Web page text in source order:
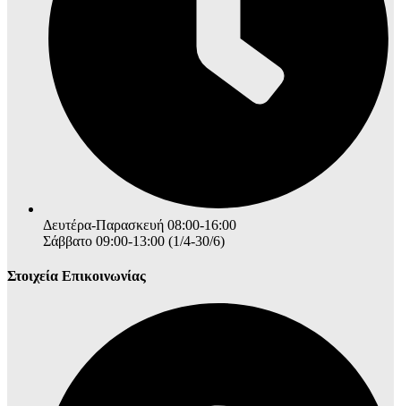
Δευτέρα-Παρασκευή 08:00-16:00
Σάββατο 09:00-13:00 (1/4-30/6)
Στοιχεία Επικοινωνίας